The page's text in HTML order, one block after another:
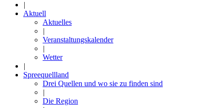
|
Aktuell
Aktuelles
|
Veranstaltungskalender
|
Wetter
|
Spreequellland
Drei Quellen und wo sie zu finden sind
|
Die Region